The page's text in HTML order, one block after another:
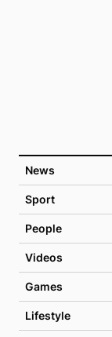
News
Sport
People
Videos
Games
Lifestyle